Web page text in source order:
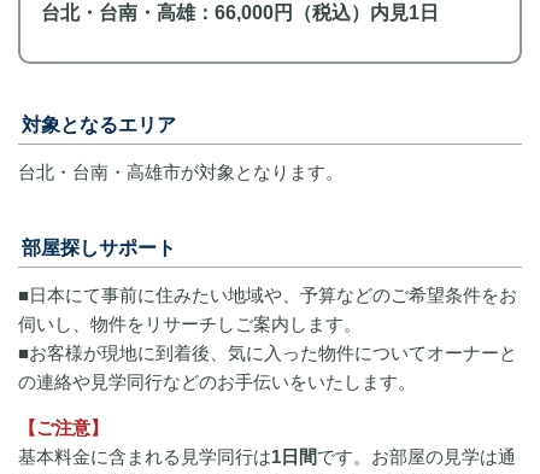
台北・台南・高雄：66,000円（税込）内見1日
対象となるエリア
台北・台南・高雄市が対象となります。
部屋探しサポート
■日本にて事前に住みたい地域や、予算などのご希望条件をお
伺いし、物件をリサーチしご案内します。
■お客様が現地に到着後、気に入った物件についてオーナーと
の連絡や見学同行などのお手伝いをいたします。
【ご注意】
基本料金に含まれる見学同行は1日間です。お部屋の見学は通